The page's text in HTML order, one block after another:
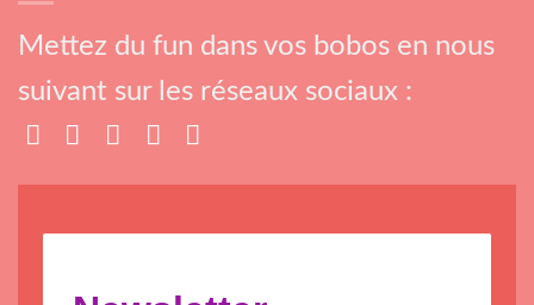
Mettez du fun dans vos bobos en nous
suivant sur les réseaux sociaux :